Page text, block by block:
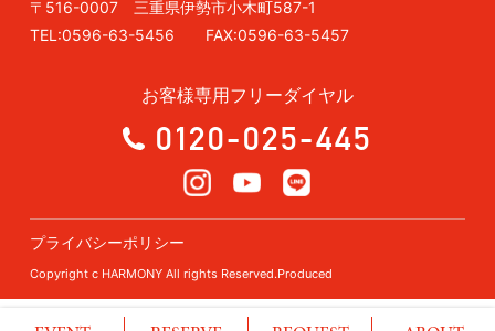
〒516-0007 三重県伊勢市小木町587-1
TEL:0596-63-5456 FAX:0596-63-5457
お客様専用フリーダイヤル
0120-025-445
プライバシーポリシー
Copyright c HARMONY All rights Reserved.Produced